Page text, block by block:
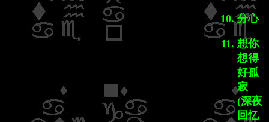
分心
想你
想得
好孤
寂
(深夜
回忆